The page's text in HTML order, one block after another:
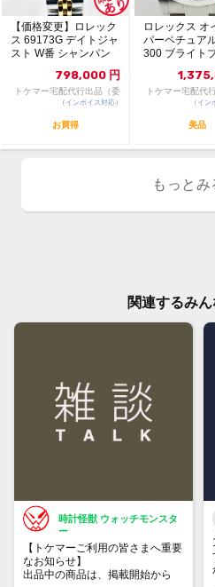
【価格変更】ロレック
ス 69173G デイトジャ
スト W番 シャンパン
798,000 円
トケマー宅配代行出品（委
託販売）
（インボイス対応）
お買得
ロレックス オ
パーペチュア
300 ブライト
トケマー宅配代
（イン
美品
もっと
関連するみ
時計怪獣 ウォッチモンスタ
ー
【トケマーご利用の皆さまへ重要
なお知らせ】
出品中の商品は、掲載開始から